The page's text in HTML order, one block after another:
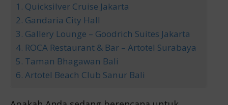
1. Quicksilver Cruise Jakarta
2. Gandaria City Hall
3. Gallery Lounge – Goodrich Suites Jakarta
4. ROCA Restaurant & Bar – Artotel Surabaya
5. Taman Bhagawan Bali
6. Artotel Beach Club Sanur Bali